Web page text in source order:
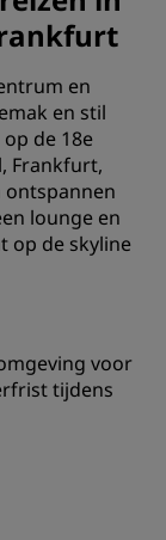
en
en stil
de 18e
Frankfurt,
ontspannen
lounge en
op de skyline
voor
tijdens